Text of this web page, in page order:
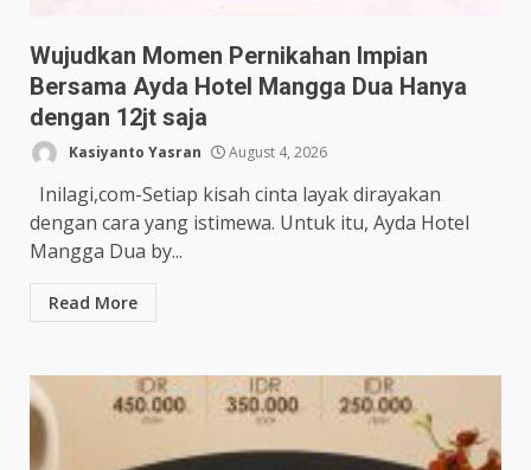
Wujudkan Momen Pernikahan Impian
Bersama Ayda Hotel Mangga Dua Hanya
dengan 12jt saja
Kasiyanto Yasran August 4, 2026
Inilagi,com-Setiap kisah cinta layak dirayakan
dengan cara yang istimewa. Untuk itu, Ayda Hotel
Mangga Dua by...
Read More